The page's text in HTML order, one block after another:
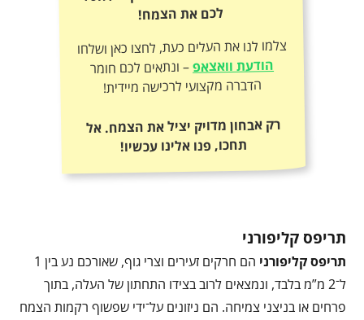
לכם את הצמח!
צלמו לנו את העלים כעת, לחצו כאן ושלחו
הודעת וואצאפ– ונתאים לכם חומר
הדברה מקצועי לרכישה מיידית!
רק אבחון מדויק יציל את הצמח. אל
תחכו, פנו אלינו עכשיו!
תריפס קליפורני
תריפס קליפורני
הם חרקים זעירים וצרי גוף, שאורכם נע בין 1
ל־2 מ”מ בלבד, ונמצאים לרוב בצידו התחתון של העלה, בתוך
פרחים או בניצני צמיחה. הם ניזונים על־ידי שפשוף רקמות הצמח